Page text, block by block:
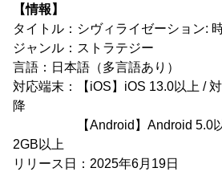
【情報】
タイトル：シヴィライゼーション:
ジャンル：ストラテジー
言語：日本語（多言語あり）
対応端末：【iOS】iOS 13.0以上 /
降
【Android】Android 5.0以上
2GB以上
リリース日：2025年6月19日